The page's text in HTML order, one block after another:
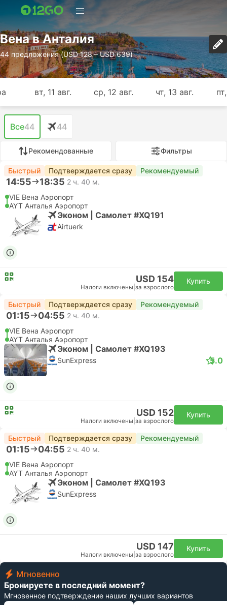
Вена в Анталия
44 предложения (USD 128 – USD 639)
вт, 11 авг. ср, 12 авг. чт, 13 авг.
Все44 44
Рекомендованные Фильтры
Быстрый Подтверждается сразу Рекомендуемый
14:55 18:35 2 ч. 40 м.
VIE Вена Аэропорт
AYT Анталья Аэропорт
Эконом | Самолет #XQ191
Airtuerk
USD 154
Налоги включены за взрослого
Купить
Быстрый Подтверждается сразу Рекомендуемый
01:15 04:55 2 ч. 40 м.
VIE Вена Аэропорт
AYT Анталья Аэропорт
Эконом | Самолет #XQ193
SunExpress 5.0
USD 152
Налоги включены за взрослого
Купить
Быстрый Подтверждается сразу Рекомендуемый
01:15 04:55 2 ч. 40 м.
VIE Вена Аэропорт
AYT Анталья Аэропорт
Эконом | Самолет #XQ193
SunExpress
USD 147
Налоги включены за взрослого
Купить
Мгновенно
Бронируете в последний момент?
Мгновенное подтверждение наших лучших вариантов